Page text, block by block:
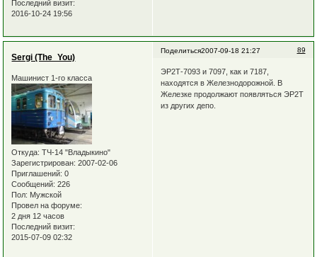
Последний визит:
2016-10-24 19:56
Поделиться 89
2007-09-18 21:27
Sergi (The_You)
Машинист 1-го класса
Откуда: ТЧ-14 "Владыкино"
Зарегистрирован: 2007-02-06
Приглашений: 0
Сообщений: 226
Пол: Мужской
Провел на форуме:
2 дня 12 часов
Последний визит:
2015-07-09 02:32
ЭР2Т-7093 и 7097, как и 7187,
находятся в Железнодорожной. В
Железке продолжают появляться ЭР2Т
из других депо.